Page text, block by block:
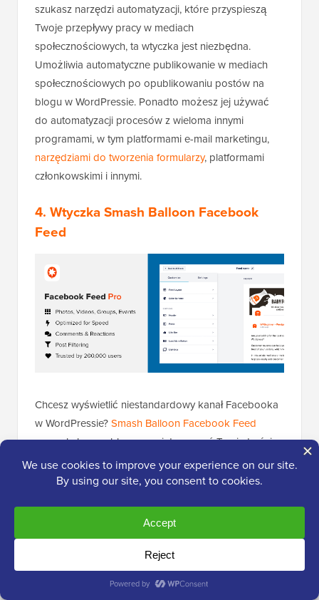
szukasz narzędzi automatyzacji, które przyspieszą
Twoje przepływy pracy w mediach
społecznościowych, ta wtyczka jest niezbędna.
Umożliwia automatyczne publikowanie w mediach
społecznościowych po opublikowaniu postów na
blogu w WordPressie. Ponadto możesz jej używać
do automatyzacji procesów z wieloma innymi
programami, w tym platformami e-mail marketingu,
narzędziami do tworzenia formularzy, platformami
członkowskimi i innymi.
4. Wtyczka Smash Balloon Facebook
Feed
Chcesz wyświetlić niestandardowy kanał Facebooka
w WordPressie?Smash Balloon Facebook Feed
pozwala bezproblemowo zintegrować Twoje treści z
Facebooka z WordPressem.
świetne doświadczenia. Bardziej szczegółową analizę
wtyczki znajdziesz w naszej kompletnej
Możesz jej używać do wyświetlania treści ze swojej